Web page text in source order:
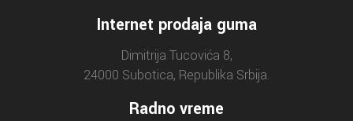
Internet prodaja guma
Dimitrija Tucovića 8,
24000 Subotica, Republika Srbija.
Radno vreme